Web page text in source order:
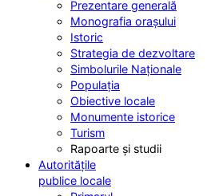
Prezentare generală
Monografia orașului
Istoric
Strategia de dezvoltare
Simbolurile Naționale
Populația
Obiective locale
Monumente istorice
Turism
Rapoarte și studii
Autoritățile
publice locale